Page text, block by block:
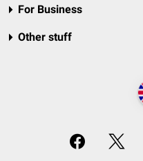
For Business
Other stuff